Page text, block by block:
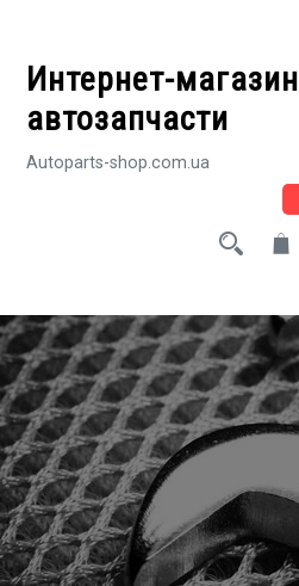
содержимому
Интернет-магазин
автозапчасти
Autoparts-shop.com.ua